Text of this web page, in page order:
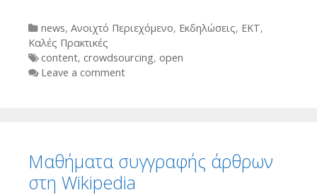
Categories
news, Ανοιχτό Περιεχόμενο, Εκδηλώσεις, ΕΚΤ,
Καλές Πρακτικές
Tags
content, crowdsourcing, open
Leave a comment
Μαθήματα συγγραφής άρθρων
στη Wikipedia